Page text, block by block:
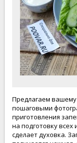
Предлагаем
пошаговыми
приготовления
на подготовку всех
сделает духовка.